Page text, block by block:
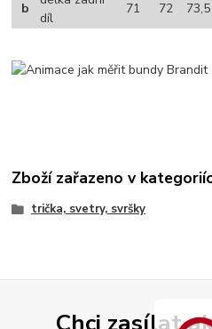
b
díl
71 72 73,5
Zboží zařazeno v
trička, svetry, svršky
Chci zasílat